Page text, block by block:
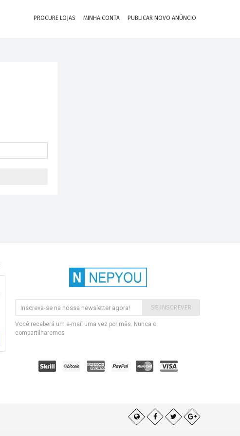
PROCURE LOJAS MINHA CONTA PUBLICAR NOVO ANÚNCIO
SE INSCREVER
Você receberá um e-mail uma vez por mês. Nunca o
compartilharemos